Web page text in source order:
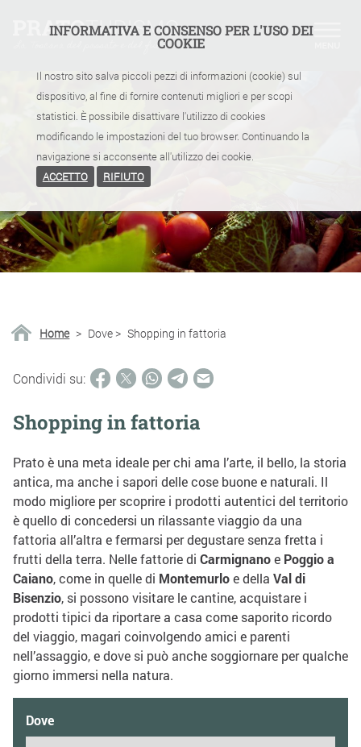
INFORMATIVA E CONSENSO PER L'USO DEI
COOKIE
Il nostro sito salva piccoli pezzi di informazioni (cookie) sul
dispositivo, al fine di fornire contenuti migliori e per scopi
statistici. È possibile disattivare l'utilizzo di cookies
modificando le impostazioni del tuo browser. Continuando la
navigazione si acconsente all'utilizzo dei cookie.
ACCETTO
RIFIUTO
Home > Dove > Shopping in fattoria
Condividi su:
Shopping in fattoria
Prato è una meta ideale per chi ama l’arte, il bello, la storia
antica, ma anche i sapori delle cose buone e naturali. Il
modo migliore per scoprire i prodotti autentici del territorio
è quello di concedersi un rilassante viaggio da una
fattoria all’altra e fermarsi per degustare senza fretta i
frutti della terra. Nelle fattorie di Carmignanoe Poggio a
Caiano, come in quelle di Montemurloe della Val di
Bisenzio, si possono visitare le cantine, acquistare i
prodotti tipici da riportare a casa come saporito ricordo
del viaggio, magari coinvolgendo amici e parenti
nell’assaggio, e dove si può anche soggiornare per qualche
giorno immersi nella natura.
Dove